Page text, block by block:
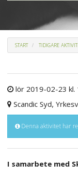
START TIDIGARE
lör 2019-02-23 kl.
Scandic Syd,
Denna aktivitet har
I samarbete med